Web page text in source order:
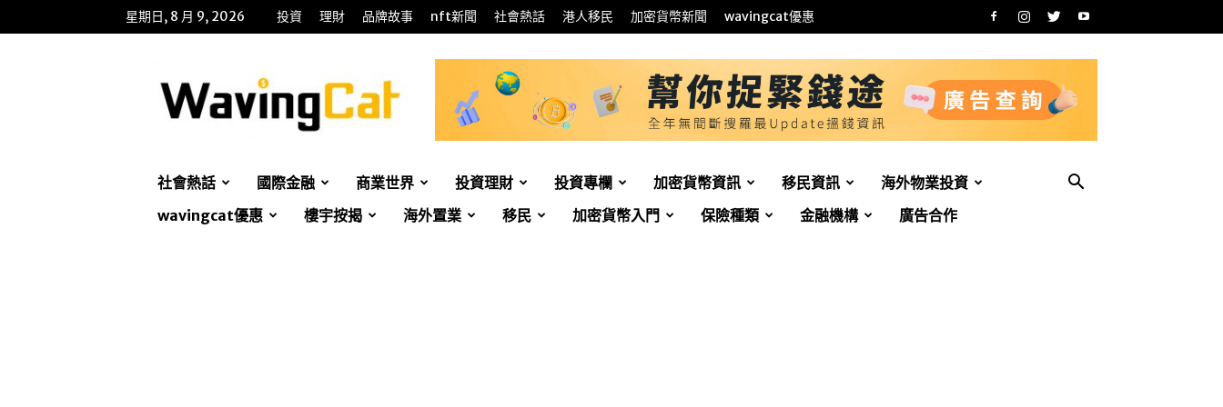
星期日, 8 月 9, 2026 投資 理財 品牌故事 nft新聞 社會熱話 港人移民 加密貨幣新聞 wavingcat優惠
招
財
貓
社會熱話 國際金融 商業世界 投資理財 投資專欄 加密貨幣資訊 移民資訊
海外物業投資
wavingcat優惠
樓宇按揭 海外置業 移民 加密貨幣入門 保險種類 金融機構 廣告合作